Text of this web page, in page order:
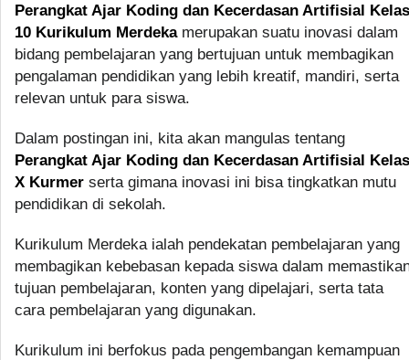
Perangkat Ajar Koding dan Kecerdasan Artifisial Kelas
10 Kurikulum Merdekamerupakan suatu inovasi dalam
bidang pembelajaran yang bertujuan untuk membagikan
pengalaman pendidikan yang lebih kreatif, mandiri, serta
relevan untuk para siswa.
Dalam postingan ini, kita akan mangulas tentang
Perangkat Ajar Koding dan Kecerdasan Artifisial Kelas
X Kurmer serta gimana inovasi ini bisa tingkatkan mutu
pendidikan di sekolah.
Kurikulum Merdeka ialah pendekatan pembelajaran yang
membagikan kebebasan kepada siswa dalam
tujuan pembelajaran, konten yang dipelajari, serta tata
cara pembelajaran yang digunakan.
Kurikulum ini berfokus pada pengembangan kemampuan